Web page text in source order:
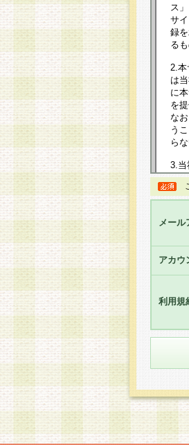
ス
サ
録
るも
2.本
は
に
を
な
う
ら
3.当
規
は
し
るも
5.
の
合
社
い。
6.
め
せ
第2
1.会
メール
アカウ
利用規